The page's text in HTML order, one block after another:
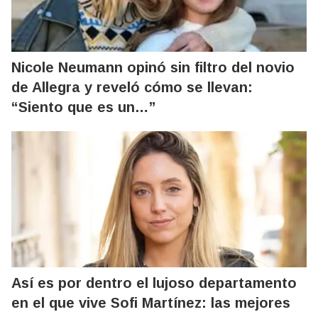
Nicole Neumann opinó sin filtro del novio
de Allegra y reveló cómo se llevan:
“Siento que es un…”
Así es por dentro el lujoso departamento
en el que vive Sofi Martínez: las mejores